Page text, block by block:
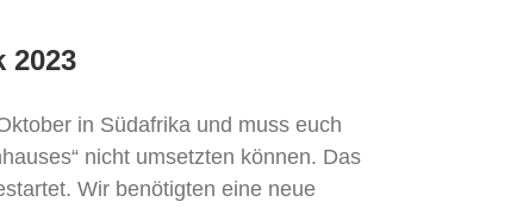
2023
in Südafrika und muss euch
nicht umsetzten können. Das
Wir benötigten eine neue